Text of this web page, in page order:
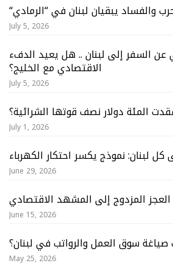
والفساد يبقيان لبنان في “الرمادي
July 5, 2026
عن السفر إلى لبنان .. هل يعيد الدفء
الاقتصادي مع الخليج؟
July 5, 2026
المئة دولار نصف قوتها الشرائية؟
July 1, 2026
كل لبنان: نموذج يكسر احتكار الكهرباء
June 29, 2026
المزدوج إلى المشهد الاقتصادي
June 15, 2026
سوق العمل والرواتب في لبنان؟
May 25, 2026